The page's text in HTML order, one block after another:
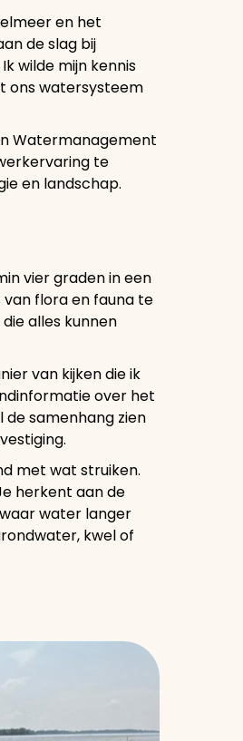
en het
de slag bij
wilde mijn kennis
ons watersysteem
Watermanagement
te
en landschap.
vier graden in een
flora en fauna te
alles kunnen
van kijken die ik
over het
samenhang zien
met wat struiken.
herkent aan de
water langer
kwel of